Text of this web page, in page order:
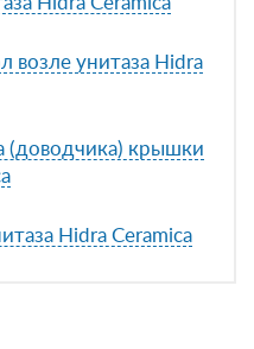
возле унитаза Hidra
(доводчика) крышки
Hidra Ceramica